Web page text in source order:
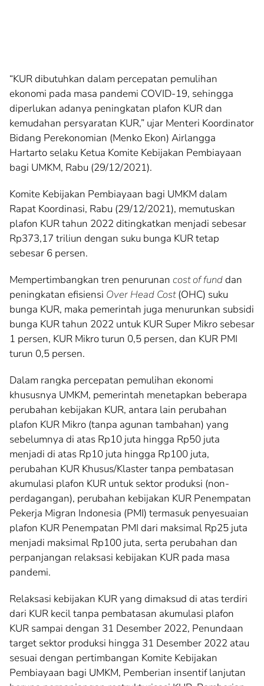
“KUR dibutuhkan dalam percepatan pemulihan
ekonomi pada masa pandemi COVID-19, sehingga
diperlukan adanya peningkatan plafon KUR dan
kemudahan persyaratan KUR,” ujar Menteri Koordinator
Bidang Perekonomian (Menko Ekon) Airlangga
Hartarto selaku Ketua Komite Kebijakan Pembiayaan
bagi UMKM, Rabu (29/12/2021).
Komite Kebijakan Pembiayaan bagi UMKM dalam
Rapat Koordinasi, Rabu (29/12/2021), memutuskan
plafon KUR tahun 2022 ditingkatkan menjadi sebesar
Rp373,17 triliun dengan suku bunga KUR tetap
sebesar 6 persen.
Mempertimbangkan tren penurunan cost of funddan
peningkatan efisiensi Over Head Cost(OHC) suku
bunga KUR, maka pemerintah juga menurunkan subsidi
bunga KUR tahun 2022 untuk KUR Super Mikro sebesar
1 persen, KUR Mikro turun 0,5 persen, dan KUR PMI
turun 0,5 persen.
Dalam rangka percepatan pemulihan ekonomi
khususnya UMKM, pemerintah menetapkan beberapa
perubahan kebijakan KUR, antara lain perubahan
plafon KUR Mikro (tanpa agunan tambahan) yang
sebelumnya di atas Rp10 juta hingga Rp50 juta
menjadi di atas Rp10 juta hingga Rp100 juta,
perubahan KUR Khusus/Klaster tanpa pembatasan
akumulasi plafon KUR untuk sektor produksi (non-
perdagangan), perubahan kebijakan KUR Penempatan
Pekerja Migran Indonesia (PMI) termasuk penyesuaian
plafon KUR Penempatan PMI dari maksimal Rp25 juta
menjadi maksimal Rp100 juta, serta perubahan dan
perpanjangan relaksasi kebijakan KUR pada masa
pandemi.
Relaksasi kebijakan KUR yang dimaksud di atas terdiri
dari KUR kecil tanpa pembatasan akumulasi plafon
KUR sampai dengan 31 Desember 2022, Penundaan
target sektor produksi hingga 31 Desember 2022 atau
sesuai dengan pertimbangan Komite Kebijakan
Pembiayaan bagi UMKM, Pemberian insentif lanjutan